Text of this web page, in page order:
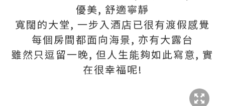
優美, 舒適寧靜
寬闊的大堂, 一步入酒店已很有渡假感覺
每個房間都面向海景, 亦有大露台
雖然只逗留一晚, 但人生能夠如此寫意, 實
在很幸福呢!